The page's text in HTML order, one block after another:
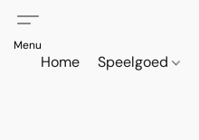
Home Speelgoed